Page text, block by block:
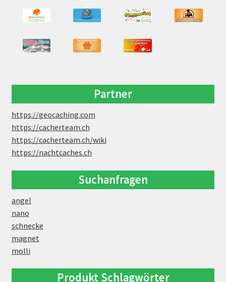
Partner
https://geocaching.com
https://cacherteam.ch
https://cacherteam.ch/wiki
https://nachtcaches.ch
Suchanfragen
angel
nano
schnecke
magnet
molli
Produkt Schlagwörter